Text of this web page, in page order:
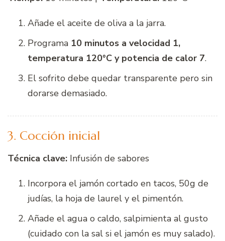
Añade el aceite de oliva a la jarra.
Programa 10 minutos a velocidad 1,
temperatura 120°C y potencia de calor 7.
El sofrito debe quedar transparente pero sin
dorarse demasiado.
3. Cocción inicial
Técnica clave: Infusión de sabores
Incorpora el jamón cortado en tacos, 50g de
judías, la hoja de laurel y el pimentón.
Añade el agua o caldo, salpimienta al gusto
(cuidado con la sal si el jamón es muy salado).